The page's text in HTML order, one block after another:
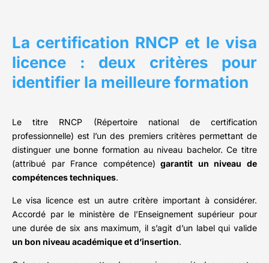
La certification RNCP et le visa
licence : deux critères pour
identifier la meilleure formation
Le titre RNCP (Répertoire national de certification
professionnelle) est l’un des premiers critères permettant de
distinguer une bonne formation au niveau bachelor. Ce titre
(attribué par France compétence) garantit un niveau de
compétences techniques.
Le visa licence est un autre critère important à considérer.
Accordé par le ministère de l’Enseignement supérieur pour
une durée de six ans maximum, il s’agit d’un label qui valide
un bon niveau académique et d’insertion.